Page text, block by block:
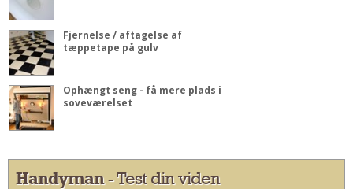
Fjernelse / aftagelse af
tæppetape på gulv
Ophængt seng - få mere plads i
soveværelset
Handyman- Test din viden